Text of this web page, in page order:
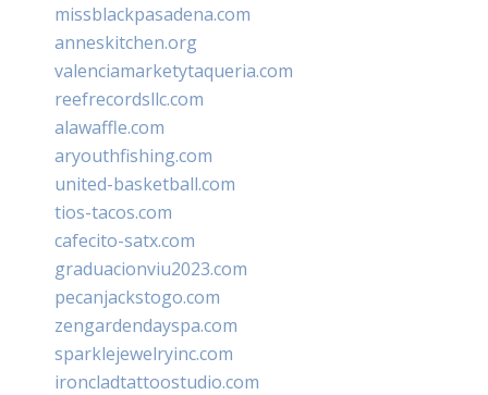
missblackpasadena.com
anneskitchen.org
valenciamarketytaqueria.com
reefrecordsllc.com
alawaffle.com
aryouthfishing.com
united-basketball.com
tios-tacos.com
cafecito-satx.com
graduacionviu2023.com
pecanjackstogo.com
zengardendayspa.com
sparklejewelryinc.com
ironcladtattoostudio.com